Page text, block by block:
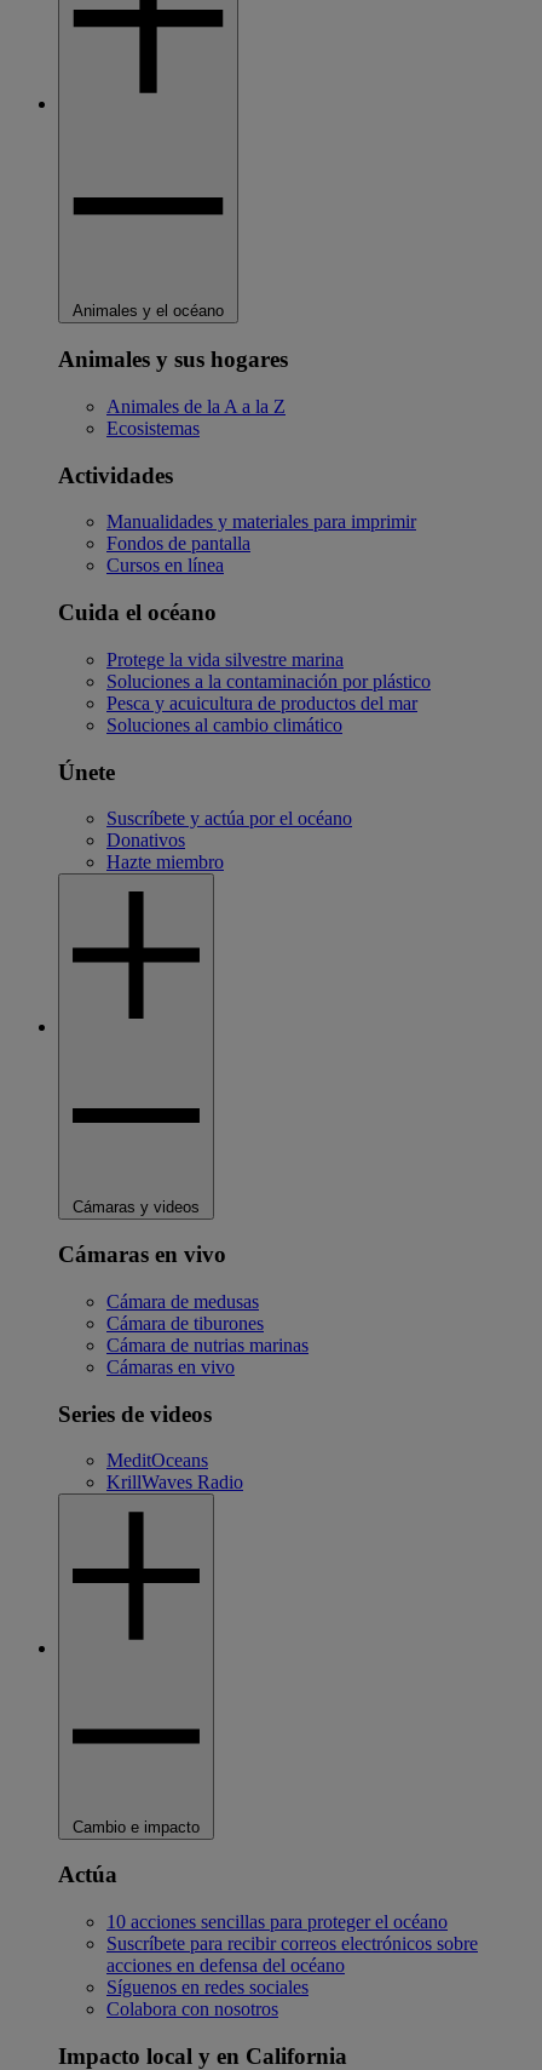
Animales y el océano
Animales y sus hogares
Animales de la A a la Z
Ecosistemas
Actividades
Manualidades y materiales para imprimir
Fondos de pantalla
Cursos en línea
Cuida el océano
Protege la vida silvestre marina
Soluciones a la contaminación por plástico
Pesca y acuicultura de productos del mar
Soluciones al cambio climático
Únete
Suscríbete y actúa por el océano
Donativos
Hazte miembro
Cámaras y videos
Cámaras en vivo
Cámara de medusas
Cámara de tiburones
Cámara de nutrias marinas
Cámaras en vivo
Series de videos
MeditOceans
KrillWaves Radio
Cambio e impacto
Actúa
10 acciones sencillas para proteger el océano
Suscríbete para recibir correos electrónicos sobre
acciones en defensa del océano
Síguenos en redes sociales
Colabora con nosotros
Impacto local y en California